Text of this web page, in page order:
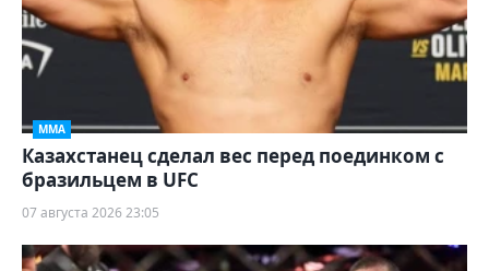
ММА
Казахстанец сделал вес перед поединком с
бразильцем в UFC
07 августа 2026 23:05